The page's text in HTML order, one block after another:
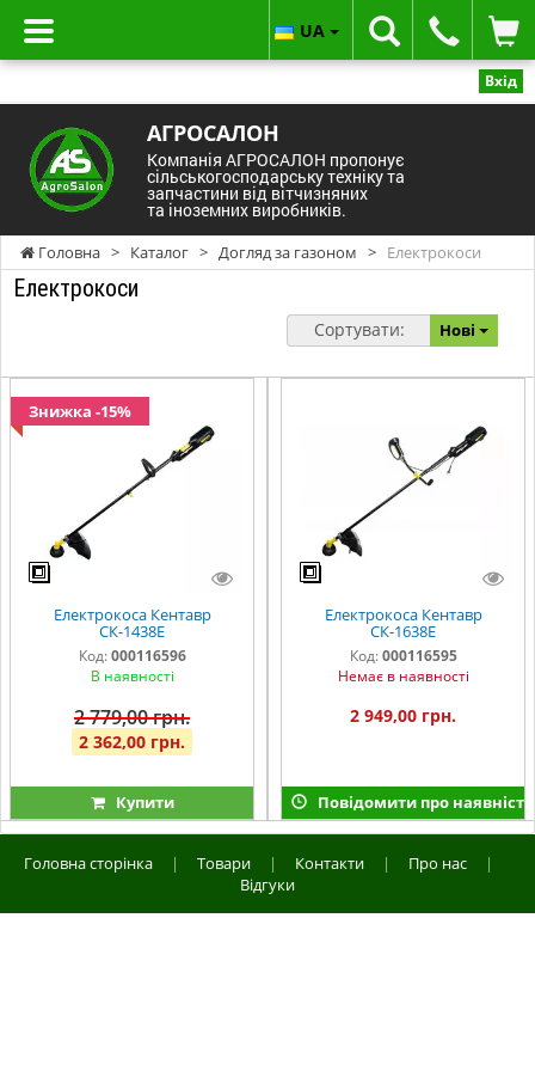
Вхід
АГРОСАЛОН
Компанія АГРОСАЛОН пропонує
сільськогосподарську техніку та
запчастини від вітчизняних
та іноземних виробників.
UA
Головна > Каталог > Догляд за газоном > Електрокоси
Електрокоси
Сортувати: Нові
Знижка -15%
Електрокоса Кентавр
СК-1438Е
Код: 000116596
В наявності
2 779,00 грн.
2 362,00 грн.
Купити
Електрокоса Кентавр
СК-1638Е
Код: 000116595
Немає в наявності
2 949,00 грн.
Повідомити про наявність
Головна сторінка | Товари | Контакти | Про нас
|
Відгуки